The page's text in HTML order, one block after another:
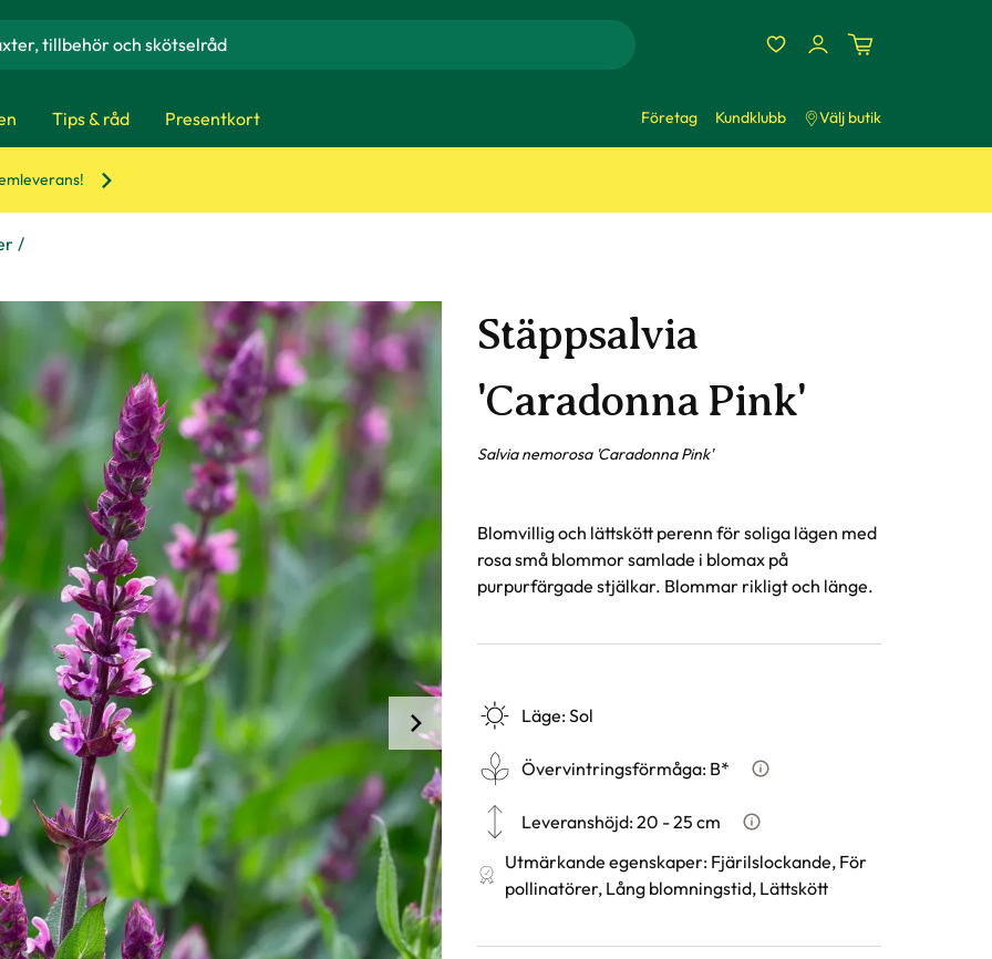
Tips & råd Presentkort Företag Kundklubb Välj butik
Stäppsalvia
'Caradonna Pink'
Salvia nemorosa 'Caradonna Pink'
Blomvillig och lättskött perenn för soliga lägen med
rosa små blommor samlade i blomax på
purpurfärgade stjälkar. Blommar rikligt och länge.
Läge:Sol
Övervintringsförmåga: B*
Vad betyder
Leveranshöjd:20 - 25 cm
Hur vi mäter leveranshöjd på
Utmärkande egenskaper: Fjärilslockande, För
pollinatörer, Lång blomningstid, Lättskött